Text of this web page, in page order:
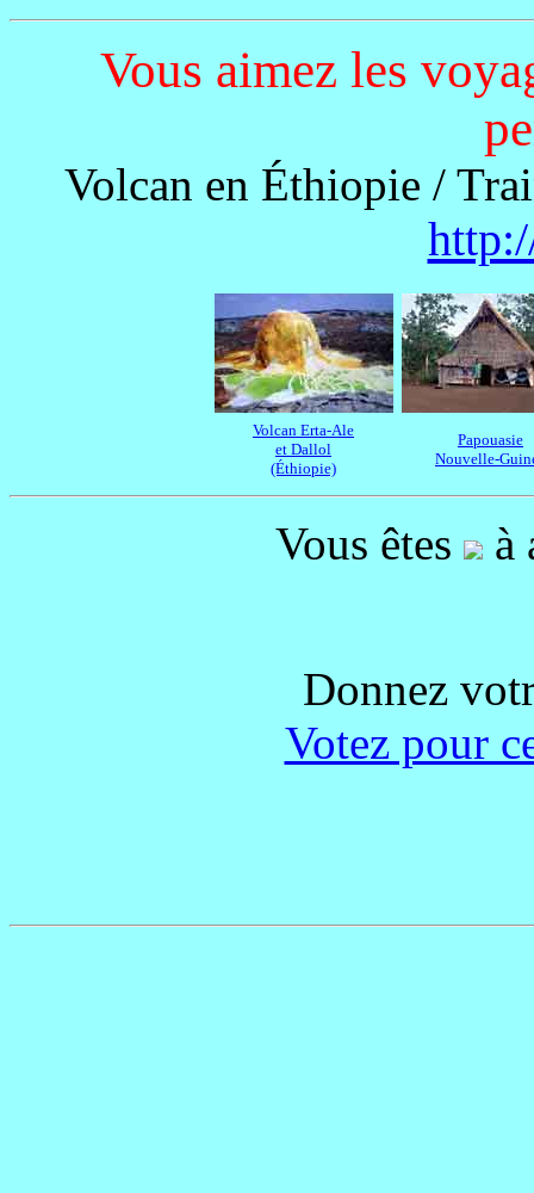
Vous aimez les
Volcan en Éthiopie /
Volcan Erta-Ale
et Dallol
(Éthiopie)
Papouasie
Nouvelle-
Vous êtes à
Donnez
Votez pour